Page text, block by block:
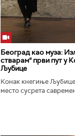
Београд као муза:
стварам“ први пут у
Љубице
Конак кнегиње Љубице
место сусрета